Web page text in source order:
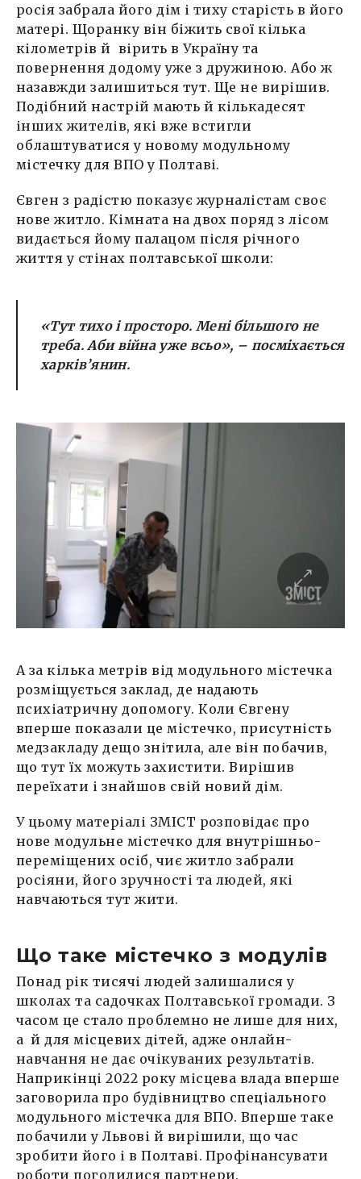
росія забрала його дім і тиху старість в його
матері. Щоранку він біжить свої кілька
кілометрів й вірить в Україну та
повернення додому уже з дружиною. Або ж
назавжди залишиться тут. Ще не вирішив.
Подібний настрій мають й кількадесят
інших жителів, які вже встигли
облаштуватися у новому модульному
містечку для ВПО у Полтаві.
Євген з радістю показує журналістам своє
нове житло. Кімната на двох поряд з лісом
видається йому палацом після річного
життя у стінах полтавської школи:
«Тут тихо і просторо. Мені більшого не
треба. Аби війна уже всьо», – посміхається
харків’янин.
А за кілька метрів від модульного містечка
розміщується заклад, де надають
психіатричну допомогу. Коли Євгену
вперше показали це містечко, присутність
медзакладу дещо знітила, але він побачив,
що тут їх можуть захистити. Вирішив
переїхати і знайшов свій новий дім.
У цьому матеріалі ЗМІСТ розповідає про
нове модульне містечко для внутрішньо-
переміщених осіб, чиє житло забрали
росіяни, його зручності та людей, які
навчаються тут жити.
Що таке містечко з модулів
Понад рік тисячі людей залишалися у
школах та садочках Полтавської громади. З
часом це стало проблемно не лише для них,
а й для місцевих дітей, адже онлайн-
навчання не дає очікуваних результатів.
Наприкінці 2022 року місцева влада вперше
заговорила про будівництво спеціального
модульного містечка для ВПО. Вперше таке
побачили у Львові й вирішили, що час
зробити його і в Полтаві. Профінансувати
роботи погодилися партнери.